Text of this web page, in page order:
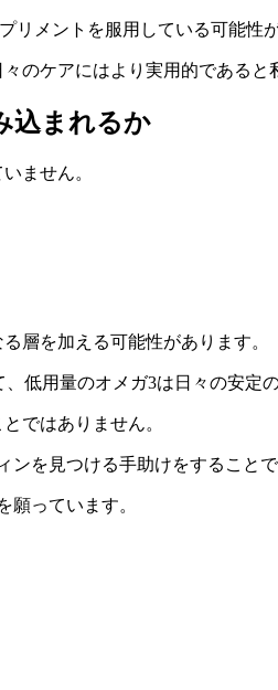
リメントを服用している可能性が
のケアにはより実用的であると
込まれるか
ません。
層を加える可能性があります。
低用量のオメガ3は日々の安定
ではありません。
を見つける手助けをすることで
願っています。